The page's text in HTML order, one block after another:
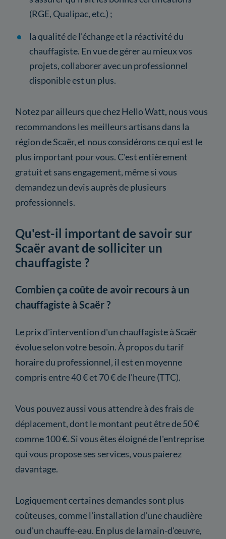
(RGE, Qualipac, etc.) ;
la qualité de l'échange et la réactivité du
chauffagiste. En vue de gérer au mieux vos
projets, collaborer avec un professionnel
disponible est un plus.
Notez par ailleurs que chez Hello Watt, nous vous
recommandons les meilleurs artisans dans la
région de Scaër, et nous considérons ce qui est le
plus important pour vous. C'est entièrement
gratuit et sans engagement, même si vous
demandez un devis auprès de plusieurs
professionnels.
Qu'est-il important de savoir sur
Scaër avant de solliciter un
chauffagiste ?
Combien ça coûte de avoir recours à un
chauffagiste à Scaër ?
Le prix d'intervention d'un chauffagiste à Scaër
évolue selon votre besoin. À propos du tarif
horaire du professionnel, il est en moyenne
compris entre 40 € et 70 € de l'heure (TTC).
Vous pouvez aussi vous attendre à des frais de
déplacement, dont le montant peut être de 50 €
comme 100 €. Si vous êtes éloigné de l'entreprise
qui vous propose ses services, vous paierez
davantage.
Logiquement certaines demandes sont plus
coûteuses, comme l'installation d'une chaudière
ou d'un chauffe-eau. En plus de la main-d'œuvre,